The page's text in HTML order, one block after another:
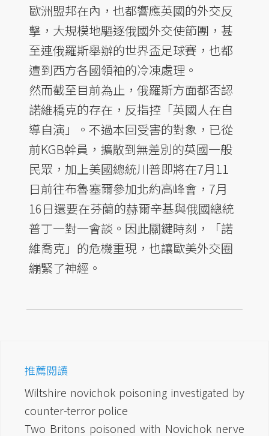
歐洲盟邦在內，也都響應英國的外交反
擊，大規模地驅逐俄國外交使節團，甚
至連俄羅斯舉辦的世界盃足球賽，也都
遭到西方各國領袖的冷凍處理。
然而截至目前為止，俄羅斯方面都否認
諾維橋克的存在，反指控「英國人在自
導自演」。不過本回受害的對象，已從
前KGB幹員，擴散到無差別的英國一般
民眾，加上美國總統川普即將在7月11
日前往布魯塞爾參加北約高峰會，7月
16日還要在芬蘭的赫爾辛基與俄國總統
普丁一對一會談。因此關鍵時刻，「諾
維喬克」的危機重現，也讓歐美外交圈
繃緊了神經。
推薦閱讀
Wiltshire novichok poisoning investigated by
counter-terror police
Two Britons poisoned with Novichok nerve